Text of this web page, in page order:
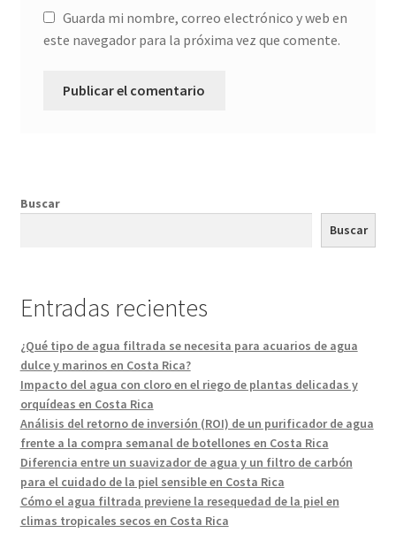
Guarda mi nombre, correo electrónico y web en
este navegador para la próxima vez que comente.
Buscar
Buscar
Entradas recientes
¿Qué tipo de agua filtrada se necesita para acuarios de agua
dulce y marinos en Costa Rica?
Impacto del agua con cloro en el riego de plantas delicadas y
orquídeas en Costa Rica
Análisis del retorno de inversión (ROI) de un purificador de agua
frente a la compra semanal de botellones en Costa Rica
Diferencia entre un suavizador de agua y un filtro de carbón
para el cuidado de la piel sensible en Costa Rica
Cómo el agua filtrada previene la resequedad de la piel en
climas tropicales secos en Costa Rica